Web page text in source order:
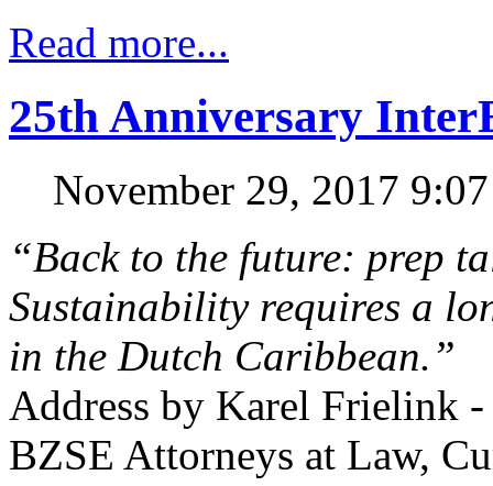
Read more...
25th Anniversary
November 29, 2017
“Back to the future: prep
Sustainability requires a
in the Dutch Caribbean.”
Address by Karel Frielink
BZSE Attorneys at Law,